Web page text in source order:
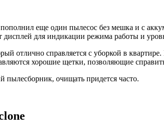
еще один пылесос без мешка и с
дисплей для индикации режима работы и
отлично справляется с уборкой в
хорошие щетки, позволяющие
пылесборник, очищать придется часто.